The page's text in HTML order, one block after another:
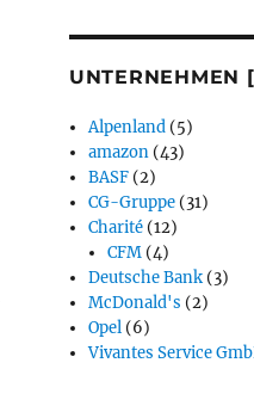
UNTERNEHMEN
Alpenland (5)
amazon (43)
BASF (2)
CG-Gruppe (31)
Charité (12)
CFM (4)
Deutsche Bank (3)
McDonald's (2)
Opel (6)
Vivantes Service